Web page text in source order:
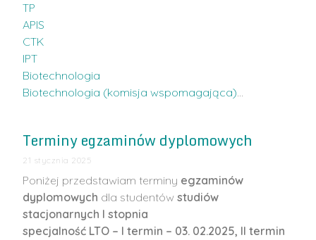
TP
APIS
CTK
IPT
Biotechnologia
Biotechnologia (komisja wspomagająca)…
Terminy egzaminów dyplomowych
21 stycznia 2025
Poniżej przedstawiam terminy egzaminów
dyplomowych dla studentówstudiów
stacjonarnych I stopnia
specjalność LTO – I termin – 03. 02.2025, II termin